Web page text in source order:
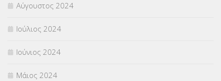
Αύγουστος 2024
Ιούλιος 2024
Ιούνιος 2024
Μάιος 2024